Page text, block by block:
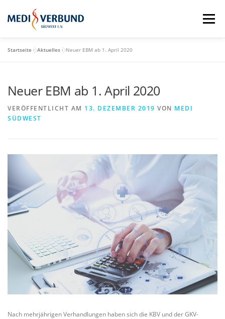
Inhalt
springen
Menü
MEDI VORTEILE PRAXISBEDARF-SHOP
MEDI SÜDWEST GMBH MITGLIEDSCHAFT
Startseite »Aktuelles »Neuer EBM ab 1. April 2020
Neuer EBM ab 1. April 2020
VERÖFFENTLICHT AM 13. DEZEMBER 2019 VON MEDI
SÜDWEST
Nach mehrjährigen Verhandlungen haben sich die KBV und der GKV-